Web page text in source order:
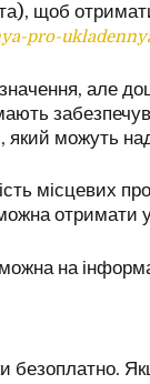
щоб
pro-
але
який можуть
місцевих
отримати
на
безоплатно.